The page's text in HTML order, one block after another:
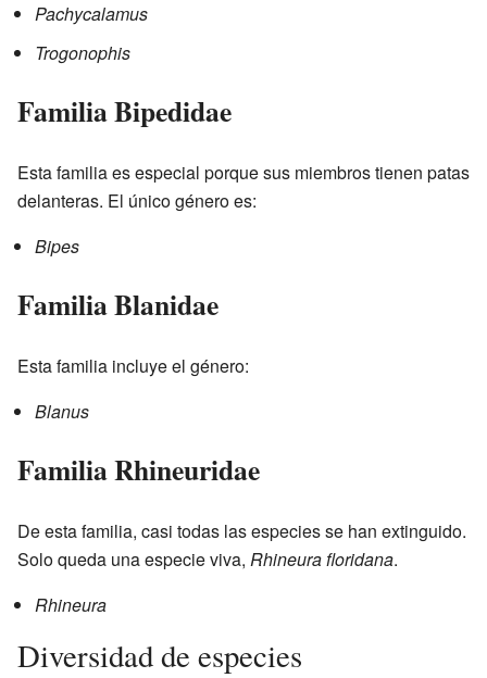
Pachycalamus
Trogonophis
Familia Bipedidae
Esta familia es especial porque sus miembros tienen patas
delanteras. El único género es:
Bipes
Familia Blanidae
Esta familia incluye el género:
Blanus
Familia Rhineuridae
De esta familia, casi todas las especies se han extinguido.
Solo queda una especie viva, Rhineura floridana.
Rhineura
Diversidad de especies